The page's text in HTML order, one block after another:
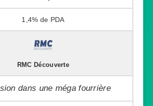
1,4%
RMC Découverte
dans une méga fourrière